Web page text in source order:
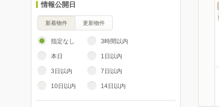
情報公開日
新着物件 更新物件
指定なし 3時間以内
本日 1日以内
3日以内 7日以内
10日以内 14日以内